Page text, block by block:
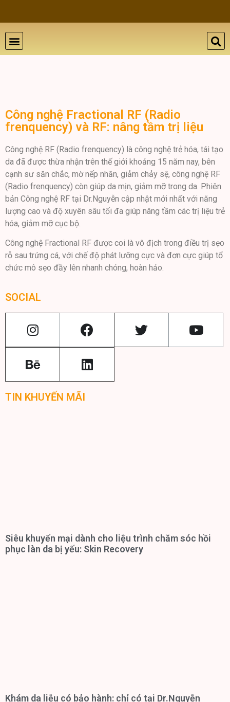
Công nghệ Fractional RF (Radio
frenquency) và RF: nâng tầm trị liệu
Công nghệ RF (Radio frenquency) là công nghệ trẻ hóa, tái tạo
da đã được thừa nhận trên thế giới khoảng 15 năm nay, bên
cạnh sư săn chắc, mờ nếp nhăn, giảm chảy sệ, công nghệ RF
(Radio frenquency) còn giúp da mịn, giảm mỡ trong da. Phiên
bản Công nghệ RF tại Dr.Nguyễn cập nhật mới nhất với năng
lượng cao và độ xuyên sâu tối đa giúp nâng tầm các trị liệu trẻ
hóa, giảm mỡ cục bộ.
Công nghệ Fractional RF được coi là vô địch trong điều trị sẹo
rỗ sau trứng cá, với chế độ phát lưỡng cực và đơn cực giúp tổ
chức mô sẹo đầy lên nhanh chóng, hoàn hảo.
SOCIAL
TIN KHUYẾN MÃI
Siêu khuyến mại dành cho liệu trình chăm sóc hồi
phục làn da bị yếu: Skin Recovery
Khám da liễu có bảo hành: chỉ có tại Dr.Nguyễn